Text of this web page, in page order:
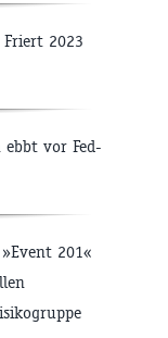
Friert 2023
vor Fed-
201«